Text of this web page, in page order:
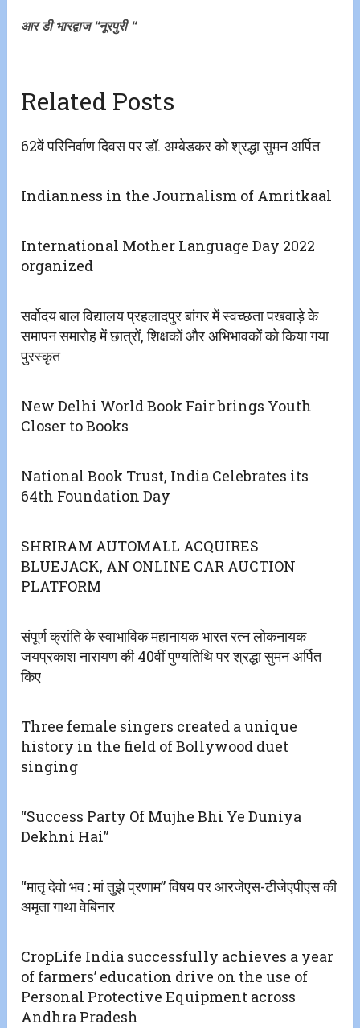
आर डी भारद्वाज “नूरपुरी “
Related Posts
62वें परिनिर्वाण दिवस पर डॉ. अम्बेडकर को श्रद्धा सुमन अर्पित
Indianness in the Journalism of Amritkaal
International Mother Language Day 2022
organized
सर्वोदय बाल विद्यालय प्रहलादपुर बांगर में स्वच्छता पखवाड़े के
समापन समारोह में छात्रों, शिक्षकों और अभिभावकों को किया गया
पुरस्कृत
New Delhi World Book Fair brings Youth
Closer to Books
National Book Trust, India Celebrates its
64th Foundation Day
SHRIRAM AUTOMALL ACQUIRES
BLUEJACK, AN ONLINE CAR AUCTION
PLATFORM
संपूर्ण क्रांति के स्वाभाविक महानायक भारत रत्न लोकनायक
जयप्रकाश नारायण की 40वीं पुण्यतिथि पर श्रद्धा सुमन अर्पित
किए
Three female singers created a unique
history in the field of Bollywood duet
singing
“Success Party Of Mujhe Bhi Ye Duniya
Dekhni Hai”
“मातृ देवो भव : मां तुझे प्रणाम” विषय पर आरजेएस-टीजेएपीएस की
अमृता गाथा वेबिनार
CropLife India successfully achieves a year
of farmers’ education drive on the use of
Personal Protective Equipment across
Andhra Pradesh